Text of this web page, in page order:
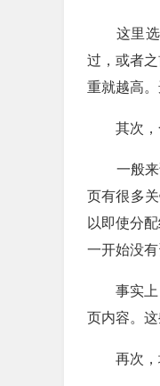
这里选择
过，或者
重就越高
其次，
一般来说
页有很多
以即使分
一开始没
事实上，
页内容。
再次，